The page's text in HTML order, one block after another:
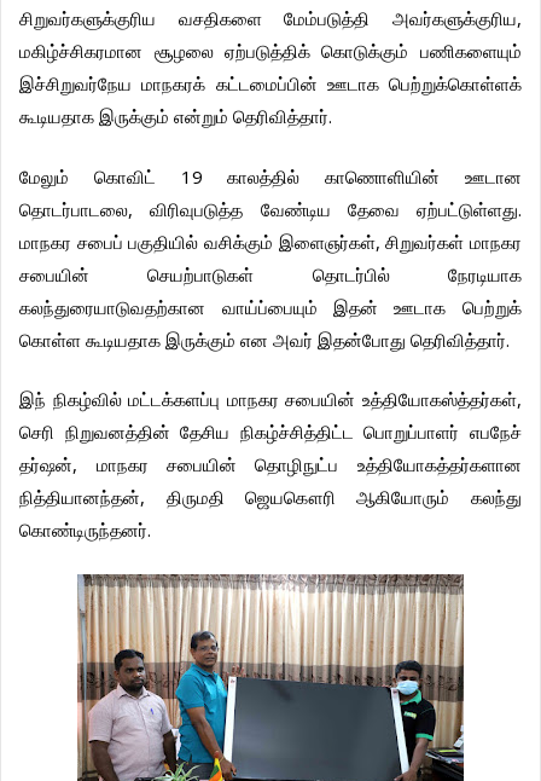
சிறுவர்களுக்குரிய
வசதிகளை மேம்படுத்தி அவர்களுக்குரிய,
மகிழ்ச்சிகரமான சூழலை ஏற்படுத்திக் கொடுக்கும்
பணிகளையும்
இச்சிறுவர்நேய மாநகரக் கட்டமைப்பின் ஊடாக பெற்றுக்கொள்ளக்
கூடியதாக இருக்கும் என்றும் தெரிவித்தார்.
மேலும் கொவிட் 19காலத்தில் காணொளியின்
ஊடான
தொடர்பாடலை,விரிவுபடுத்த வேண்டிய தேவை ஏற்பட்டுள்ளது.
மாநகர சபைப் பகுதியில் வசிக்கும் இளைஞர்கள்,சிறுவர்கள் மாநகர
சபையின்
செயற்பாடுகள் தொடர்பில்
நேரடியாக
கலந்துரையாடுவதற்கான
வாய்ப்பையும் இதன் ஊடாக
பெற்றுக்
கொள்ள கூடியதாக இருக்கும் என அவர் இதன்போது தெரிவித்தார்.
இந் நிகழ்வில் மட்டக்களப்பு மாநகர சபையின் உத்தியோகஸ்த்தர்கள்,
செரி நிறுவனத்தின் தேசிய நிகழ்ச்சித்திட்ட பொறுப்பாளர்
எபநேச்
தர்ஷன், மாநகர சபையின் தொழிநுட்ப
உத்தியோகத்தர்களான
நித்தியானந்தன், திருமதி ஜெயகௌரி ஆகியோரும்
கலந்து
கொண்டிருந்தனர்.